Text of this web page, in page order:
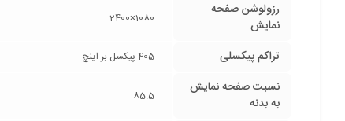
رزولوشن صفحه
نمایش
1080×2400
تراکم پیکسلی 405 پیکسل بر اینچ
نسبت صفحه‌ نمایش
به بدنه
85.5